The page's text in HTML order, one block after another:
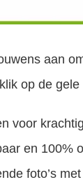
aan
op de gele
voor
en 100%
foto’s